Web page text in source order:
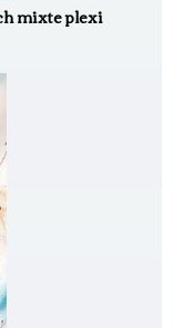
mixte plexi